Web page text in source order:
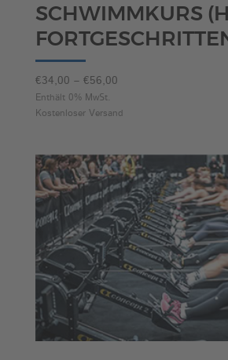
SCHWIMMKURS
€34,00 – €56,00Preisspanne:
bis
Enthält 0% MwSt.
Kostenloser Versand